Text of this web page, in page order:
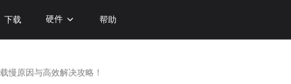
下载 硬件 帮助
慢原因与高效解决攻略！